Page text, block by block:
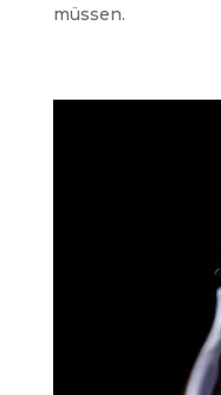
müssen.